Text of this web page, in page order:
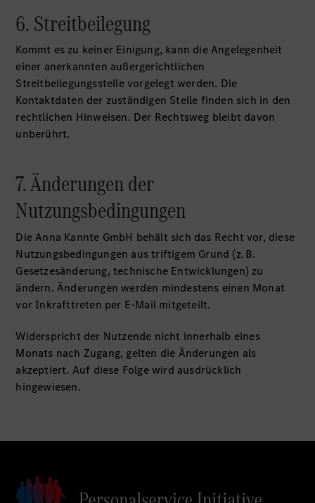
6. Streitbeilegung
Kommt es zu keiner Einigung, kann die Angelegenheit
einer anerkannten außergerichtlichen
Streitbeilegungsstelle vorgelegt werden. Die
Kontaktdaten der zuständigen Stelle finden sich in den
rechtlichen Hinweisen. Der Rechtsweg bleibt davon
unberührt.
7. Änderungen der
Nutzungsbedingungen
Die Anna Kannte GmbH behält sich das Recht vor, diese
Nutzungsbedingungen aus triftigem Grund (z. B.
Gesetzesänderung, technische Entwicklungen) zu
ändern. Änderungen werden mindestens einen Monat
vor Inkrafttreten per E-Mail mitgeteilt.
Widerspricht der Nutzende nicht innerhalb eines
Monats nach Zugang, gelten die Änderungen als
akzeptiert. Auf diese Folge wird ausdrücklich
hingewiesen.